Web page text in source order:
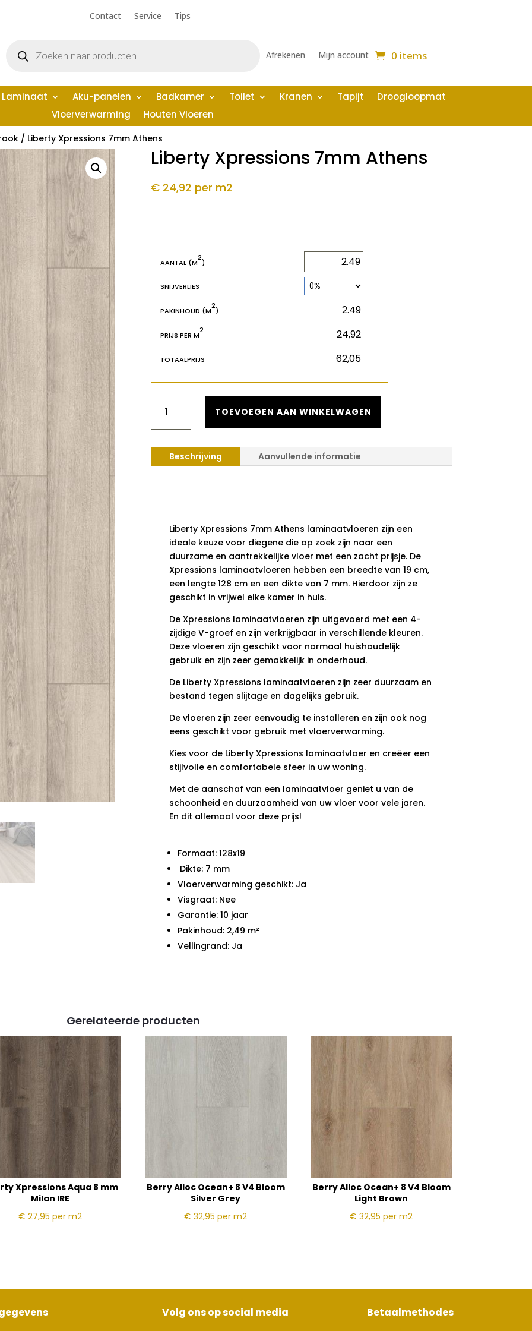
Contact Service Tips
zoeken Afrekenen Mijn account 0 items
Laminaat Aku-panelen Badkamer Toilet Kranen Tapijt
Droogloopmat
Vloerverwarming
Houten Vloeren
/ Liberty Xpressions 7mm Athens
Liberty Xpressions 7mm Athens
€ 24,92 per m2
AANTAL (M
2
)
SNIJVERLIES
PAKINHOUD (M
2
)
PRIJS PER M
2
TOTAALPRIJS
XPRESSIONS
ATHENS
TOEVOEGEN AAN WINKELWAGEN
Beschrijving Aanvullende informatie
Liberty Xpressions 7mm Athens laminaatvloeren zijn een
ideale keuze voor diegene die op zoek zijn naar een
duurzame en aantrekkelijke vloer met een zacht prijsje. De
Xpressions laminaatvloeren hebben een breedte van 19 cm,
een lengte 128 cm en een dikte van 7 mm. Hierdoor zijn ze
geschikt in vrijwel elke kamer in huis.
De Xpressions laminaatvloeren zijn uitgevoerd met een 4-
zijdige V-groef en zijn verkrijgbaar in verschillende kleuren.
Deze vloeren zijn geschikt voor normaal huishoudelijk
gebruik en zijn zeer gemakkelijk in onderhoud.
De Liberty Xpressions laminaatvloeren zijn zeer duurzaam en
bestand tegen slijtage en dagelijks gebruik.
De vloeren zijn zeer eenvoudig te installeren en zijn ook nog
eens geschikt voor gebruik met vloerverwarming.
Kies voor de Liberty Xpressions laminaatvloer en creëer een
stijlvolle en comfortabele sfeer in uw woning.
Met de aanschaf van een laminaatvloer geniet u van de
schoonheid en duurzaamheid van uw vloer voor vele jaren.
En dit allemaal voor deze prijs!
Formaat: 128x19
Dikte: 7 mm
Vloerverwarming geschikt: Ja
Visgraat: Nee
Garantie: 10 jaar
Pakinhoud: 2,49 m²
Vellingrand: Ja
Gerelateerde producten
Xpressions Aqua 8 mm
Milan IRE
€ 27,95 per m2
Berry Alloc Ocean+ 8 V4 Bloom
Silver Grey
€ 32,95per m2
Berry Alloc Ocean+ 8 V4 Bloom
Light Brown
€ 32,95per m2
Volg ons op social media Betaalmethodes